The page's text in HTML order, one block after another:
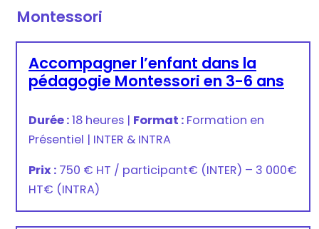
Montessori
Accompagner l’enfant dans la
pédagogie Montessori en 3-6 ans
Durée :18 heures | Format : Formation en
Présentiel | INTER & INTRA
Prix : 750 € HT / participant€ (INTER) – 3 000€
HT€ (INTRA)